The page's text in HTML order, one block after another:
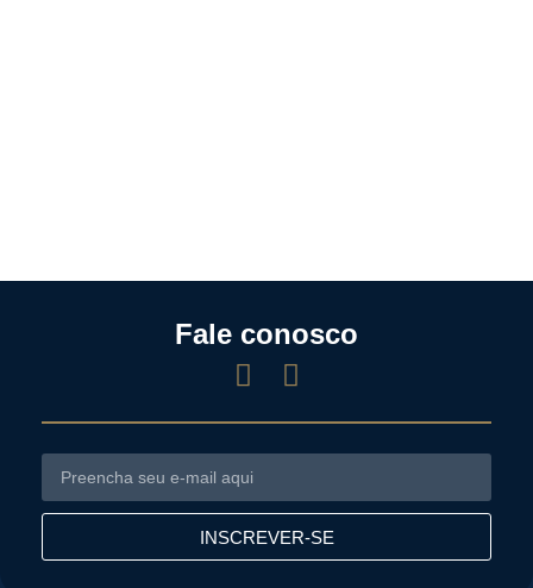
Fale conosco
INSCREVER-SE